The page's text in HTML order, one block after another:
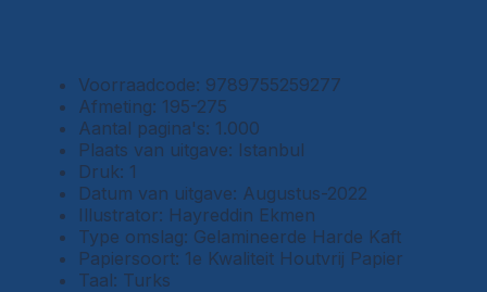
Voorraadcode: 9789755259277
Afmeting: 195-275
Aantal pagina's: 1.000
Plaats van uitgave: Istanbul
Druk: 1
Datum van uitgave: Augustus-2022
Illustrator: Hayreddin Ekmen
Type omslag: Gelamineerde Harde Kaft
Papiersoort: 1e Kwaliteit Houtvrij Papier
Taal: Turks